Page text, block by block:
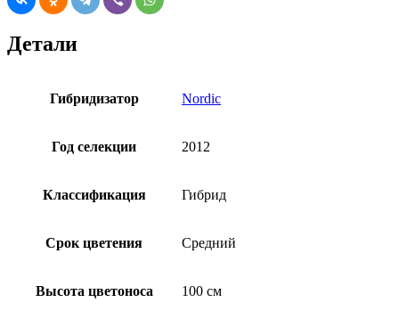
Детали
Гибридизатор Nordic
Год селекции 2012
Классификация Гибрид
Срок цветения Средний
Высота цветоноса 100 см